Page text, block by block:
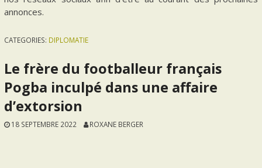
annonces.
CATEGORIES: DIPLOMATIE
Le frère du footballeur français
Pogba inculpé dans une affaire
d’extorsion
18 SEPTEMBRE 2022 ROXANE BERGER